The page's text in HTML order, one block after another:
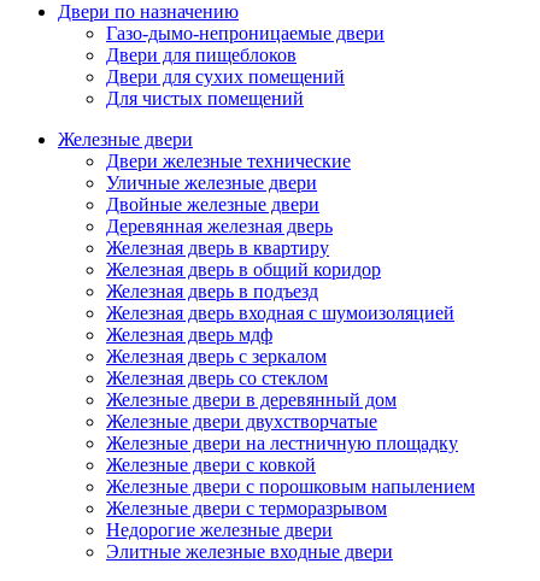
Двери по назначению
Газо-дымо-непроницаемые двери
Двери для пищеблоков
Двери для сухих помещений
Для чистых помещений
Железные двери
Двери железные технические
Уличные железные двери
Двойные железные двери
Деревянная железная дверь
Железная дверь в квартиру
Железная дверь в общий коридор
Железная дверь в подъезд
Железная дверь входная с шумоизоляцией
Железная дверь мдф
Железная дверь с зеркалом
Железная дверь со стеклом
Железные двери в деревянный дом
Железные двери двухстворчатые
Железные двери на лестничную площадку
Железные двери с ковкой
Железные двери с порошковым напылением
Железные двери с терморазрывом
Недорогие железные двери
Элитные железные входные двери